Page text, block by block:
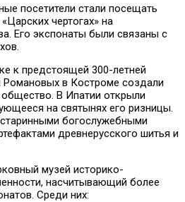
посетители стали посещать
чертогах» на
Его экспонаты были связаны с
к предстоящей 300-летней
Романовых в Костроме создали
В Ипатии открыли
на святынях его ризницы.
богослужебными
древнерусского шитья и
музей историко-
насчитывающий более
Среди них: